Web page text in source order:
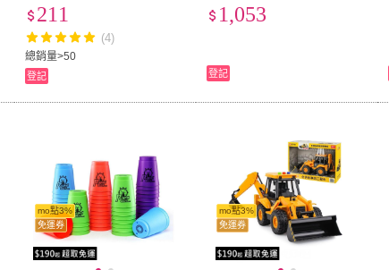
色）（授權）
總銷量>50
211
(4)
登記
車（2.4G對頻/3.7V充電池/
可飄移）
1,053
登記
mo點3%
免運券
mo點3%
免運券